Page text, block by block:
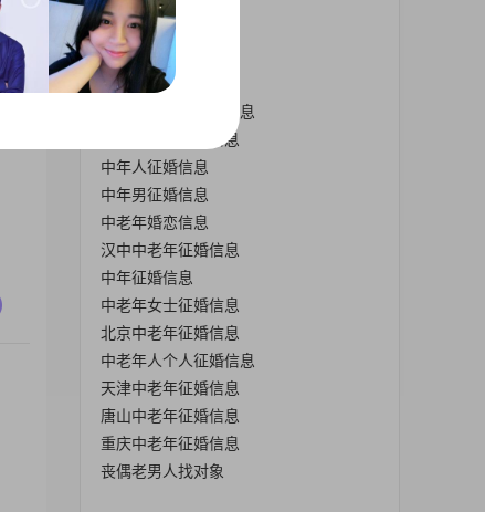
热门栏目
上海中老年征婚信息
郑州中老年征婚信息
唐山中老年男征婚信息
中老年征婚交友信息
中年人征婚信息
中年男征婚信息
中老年婚恋信息
汉中中老年征婚信息
中年征婚信息
中老年女士征婚信息
北京中老年征婚信息
中老年人个人征婚信息
天津中老年征婚信息
唐山中老年征婚信息
重庆中老年征婚信息
丧偶老男人找对象